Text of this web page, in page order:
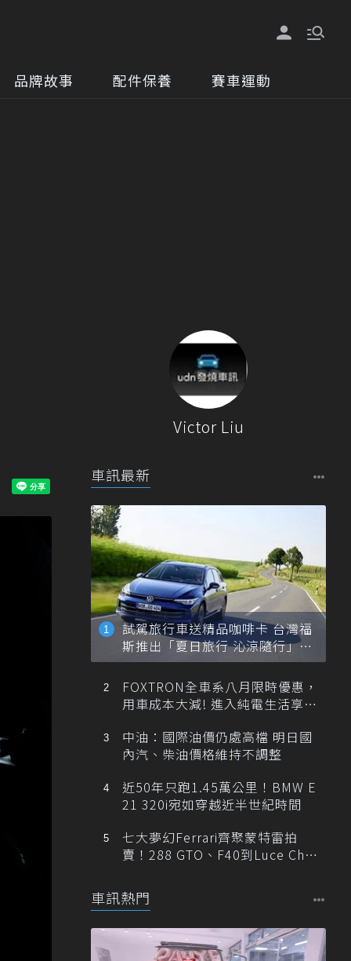
品牌故事 配件保養 賽車運動
Victor Liu
車訊最新
試駕旅行車送精品咖啡卡 台灣福
斯推出「夏日旅行 沁涼隨行」活
動
FOXTRON全車系八月限時優惠，
用車成本大減! 進入純電生活享
中油：國際油價仍處高檔 明日國
內汽、柴油價格維持不調整
近50年只跑1.45萬公里！BMW E
21 320i宛如穿越近半世紀時間
七大夢幻Ferrari齊聚蒙特雷拍
賣！288 GTO、F40到Luce Cha
車訊熱門